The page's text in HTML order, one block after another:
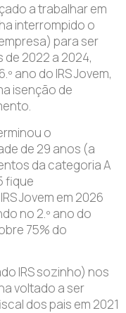
a trabalhar em
interrompido o
para ser
2022 a 2024,
ano do IRS Jovem,
isenção de
o
de 29 anos (a
da categoria A
fique
Jovem em 2026
no 2.º ano do
75% do
IRS sozinho) nos
voltado a ser
dos pais em 2021